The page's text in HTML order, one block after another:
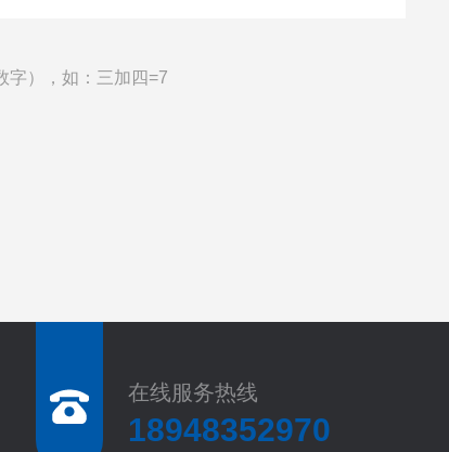
字），如：三加四=7
在线服务热线
18948352970